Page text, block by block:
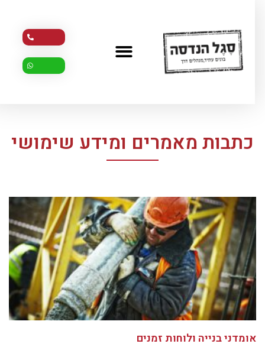
כתבות מאמרים ומידע שימושי
אומדני בנייה ולוחות זמנים